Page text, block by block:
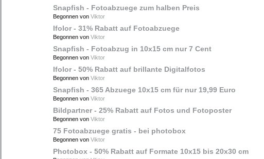
Snapfish - Fotoabzuege zum halben Preis
Begonnen von Viktor
Ifolor - 31% Rabatt auf Fotoabzuege
Begonnen von Viktor
Snapfish - Fotoabzug in 10x15 cm nur 7 Cent
Begonnen von Viktor
Ifolor - 50% Rabatt auf brillante Digitalfotos
Begonnen von Viktor
Snapfish - 365 Abzuege 10x15 cm für nur 19,99 Euro
Begonnen von Viktor
Bildpartner - 25% Rabatt auf Fotos und Fotoposter
Begonnen von Viktor
75 Fotoabzuege gratis - bei photobox
Begonnen von Viktor
Photobox - 50% Rabatt auf Formate 10x15 bis 20x30 cm